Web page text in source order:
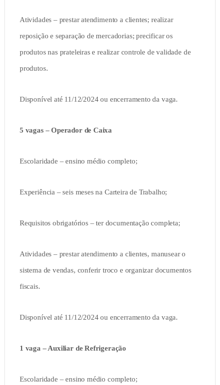
Atividades – prestar atendimento a clientes; realizar
reposição e separação de mercadorias; precificar os
produtos nas prateleiras e realizar controle de validade de
produtos.
Disponível até 11/12/2024 ou encerramento da vaga.
5 vagas – Operador de Caixa
Escolaridade – ensino médio completo;
Experiência – seis meses na Carteira de Trabalho;
Requisitos obrigatórios – ter documentação completa;
Atividades – prestar atendimento a clientes, manusear o
sistema de vendas, conferir troco e organizar documentos
fiscais.
Disponível até 11/12/2024 ou encerramento da vaga.
1 vaga – Auxiliar de Refrigeração
Escolaridade – ensino médio completo;